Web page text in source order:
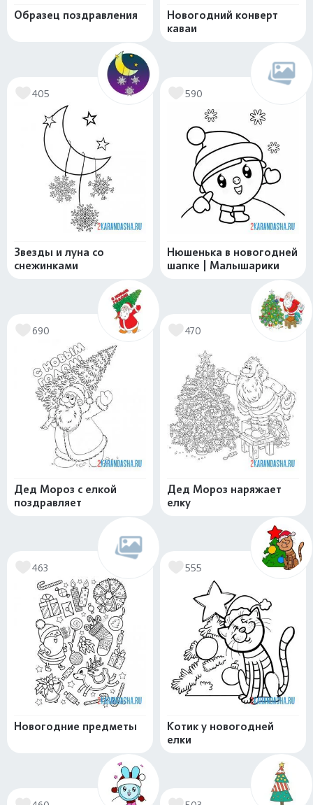
Образец поздравления
Новогодний конверт
каваи
405
Звезды и луна со
снежинками
590
Нюшенька в новогодней
шапке | Малышарики
690
Дед Мороз с елкой
поздравляет
470
Дед Мороз наряжает
елку
463
Новогодние предметы
555
Котик у новогодней
елки